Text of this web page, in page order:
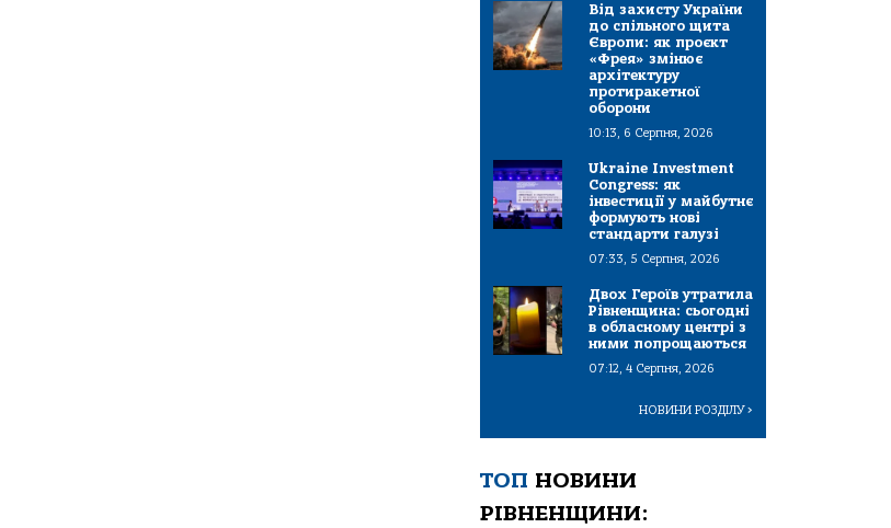
Від захисту України
до спільного щита
Європи: як проєкт
«Фрея» змінює
архітектуру
протиракетної
оборони
10:13, 6 Серпня, 2026
Ukraine Investment
Congress: як
інвестиції у майбутнє
формують нові
стандарти галузі
07:33, 5 Серпня, 2026
Двох Героїв утратила
Рівненщина: сьогодні
в обласному центрі з
ними попрощаються
07:12, 4 Серпня, 2026
НОВИНИ РОЗДІЛУ>
ТОП НОВИНИ
РІВНЕНЩИНИ: